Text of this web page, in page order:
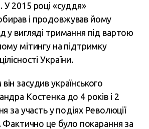
2015 році «суддя»
і продовжував йому
у вигляді тримання під вартою
мітингу на підтримку
України.
засудив українського
Костенка до 4 років і 2
за участь у подіях Революції
Фактично це було покарання за